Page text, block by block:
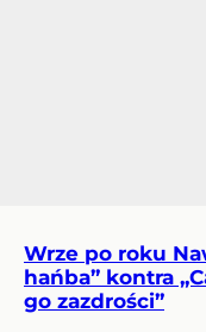
Wrze po roku
hańba” kontra
go zazdrości”